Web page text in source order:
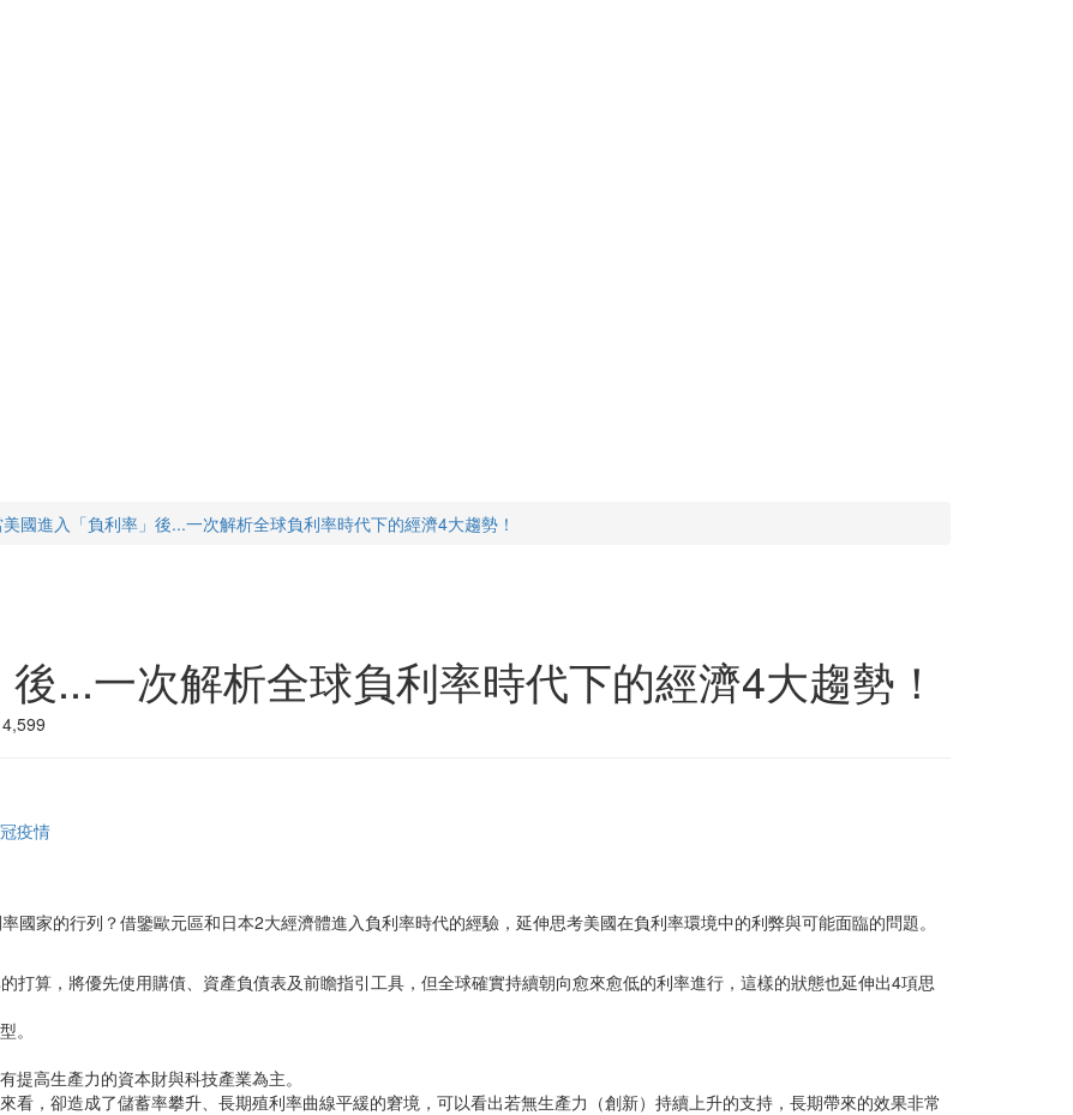
國進入「負利率」後...一次解析全球負利率時代下的經濟4大趨勢！
...一次解析全球負利率時代下的經濟4大趨勢！
疫情
國家的行列？借鑒歐元區和日本2大經濟體進入負利率時代的經驗，延伸思考美國在負利率環境中的利弊與可能面臨的問題。
打算，將優先使用購債、資產負債表及前瞻指引工具，但全球確實持續朝向愈來愈低的利率進行，這樣的狀態也延伸出4項思
。
高生產力的資本財與科技產業為主。
看，卻造成了儲蓄率攀升、長期殖利率曲線平緩的窘境，可以看出若無生產力（創新）持續上升的支持，長期帶來的效果非常